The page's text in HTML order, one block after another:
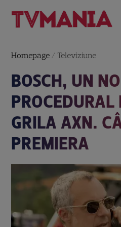
Homepage / Televiziune
BOSCH, UN
PROCEDURAL
GRILA AXN.
PREMIERA